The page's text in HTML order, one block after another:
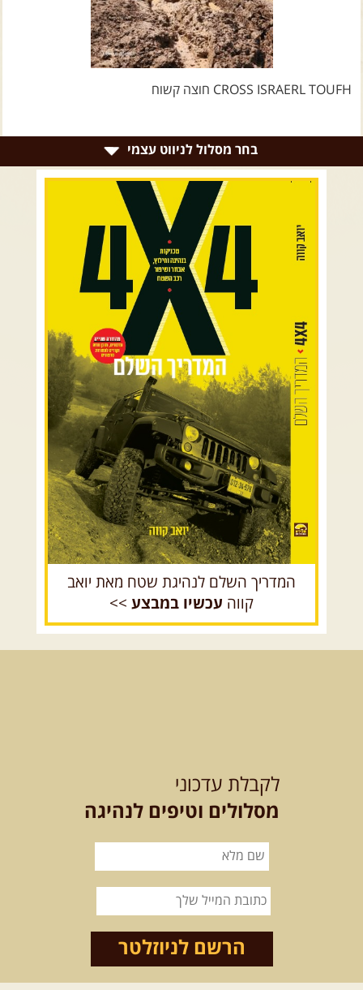
צרו קשר עם שבילים
אודות יואב קווה והאתר שבילים
CROSS ISRAERL TOUFH חוצה קשוח
בחר מסלול לניווט עצמי
רמת הגולן וגליל עליון
כרמל ורמות מנשה
בקעת הירדן והשומרון
השרון ומישור החוף
הרי ירושלים והשפלה
מדבר יהודה וים המלח
צפון ומערב הנגב
הר הנגב והערבה
רכב שטח רך רכב שטח קשוח
המדריך השלם לנהיגת שטח מאת יואב
קווה עכשיו במבצע >>
לקבלת עדכוני
מסלולים וטיפים לנהיגה
הרשם לניוזלטר